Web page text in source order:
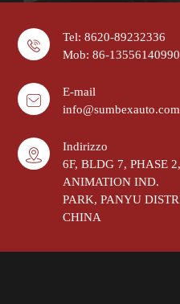
Tel: 8620-89232336
Mob: 86-13556140990
E-mail
info@sumbexauto.com
Indirizzo
6F, BLDG 7, PHASE
ANIMATION IND.
PARK, PANYU
CHINA